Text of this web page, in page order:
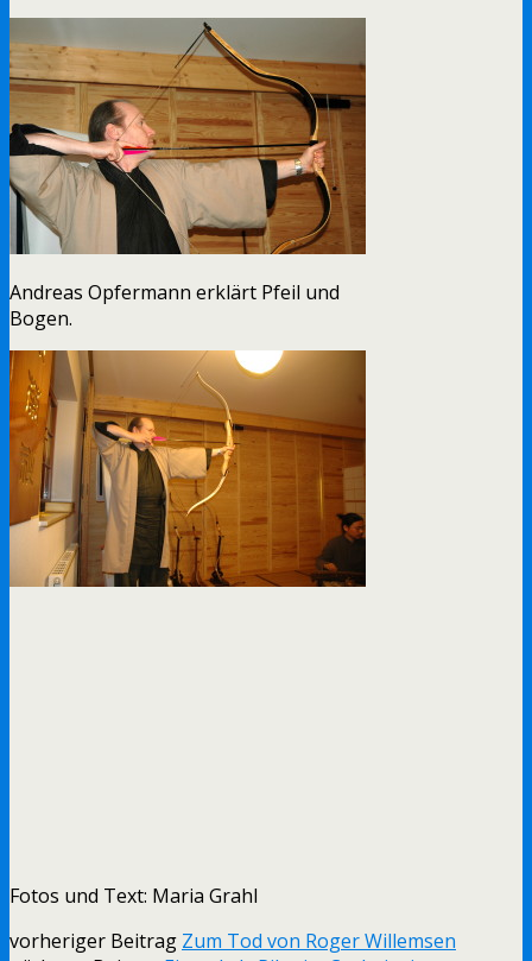
Andreas Opfermann erklärt Pfeil und
Bogen.
Fotos und Text: Maria Grahl
vorheriger Beitrag Zum Tod von Roger Willemsen